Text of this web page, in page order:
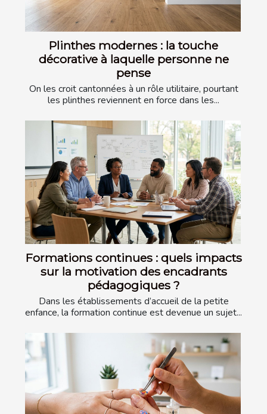
Plinthes modernes : la touche
décorative à laquelle personne ne
pense
On les croit cantonnées à un rôle utilitaire, pourtant
les plinthes reviennent en force dans les...
Formations continues : quels impacts
sur la motivation des encadrants
pédagogiques ?
Dans les établissements d’accueil de la petite
enfance, la formation continue est devenue un sujet...